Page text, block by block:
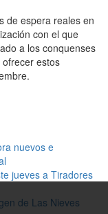
de espera reales en
con el que
a los conquenses
estos
nuevos e
jueves a Tiradores
de Las Nieves